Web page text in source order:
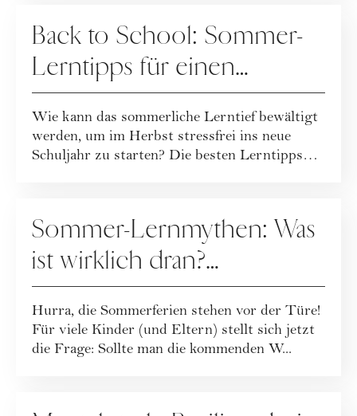
Back to School: Sommer-
Lerntipps für einen
stressfreien Schulstart
Wie kann das sommerliche Lerntief bewältigt
werden, um im Herbst stressfrei ins neue
Schuljahr zu starten? Die besten Lerntipps
Sommer-Lernmythen: Was
ist wirklich dran?
GoStudent Nachhilfe deckt
auf.
Hurra, die Sommerferien stehen vor der Türe!
Für viele Kinder (und Eltern) stellt sich jetzt
die Frage: Sollte man die kommenden W...